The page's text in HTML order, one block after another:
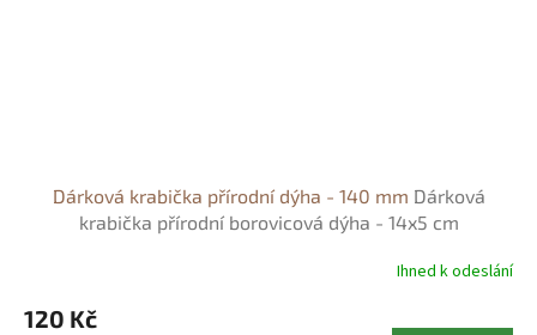
Dárková krabička přírodní dýha - 140 mm Dárková
krabička přírodní borovicová dýha - 14x5 cm
Ihned k odeslání
120 Kč